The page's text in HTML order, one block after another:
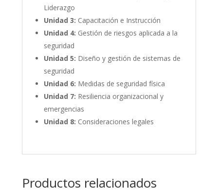
Liderazgo
Unidad 3: Capacitación e Instrucción
Unidad 4: Gestión de riesgos aplicada a la
seguridad
Unidad 5: Diseño y gestión de sistemas de
seguridad
Unidad 6: Medidas de seguridad física
Unidad 7: Resiliencia organizacional y
emergencias
Unidad 8: Consideraciones legales
Productos relacionados